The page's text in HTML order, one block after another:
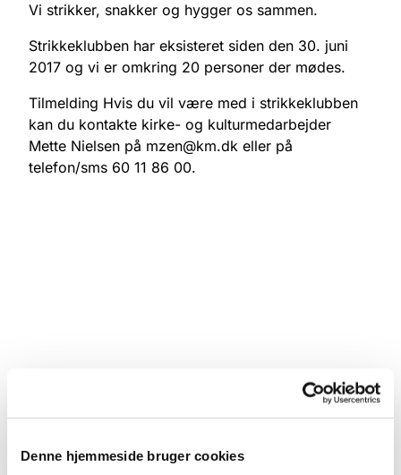
Denne hjemmeside bruger cookies
Vi strikker, snakker og hygger os sammen.
Strikkeklubben har eksisteret siden den 30. juni
2017 og vi er omkring 20 personer der mødes.
Tilmelding Hvis du vil være med i strikkeklubben
kan du kontakte kirke- og kulturmedarbejder
Mette Nielsen på mzen@km.dk eller på
telefon/sms 60 11 86 00.